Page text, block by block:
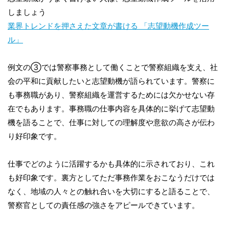
しましょう
業界トレンドを押さえた文章が書ける 「志望動機作成ツー
ル」
例文の③では警察事務として働くことで警察組織を支え、社
会の平和に貢献したいと志望動機が語られています。警察に
も事務職があり、警察組織を運営するためには欠かせない存
在でもあります。事務職の仕事内容を具体的に挙げて志望動
機を語ることで、仕事に対しての理解度や意欲の高さが伝わ
り好印象です。
仕事でどのように活躍するかも具体的に示されており、これ
も好印象です。裏方としてただ事務作業をおこなうだけでは
なく、地域の人々との触れ合いを大切にすると語ることで、
警察官としての責任感の強さをアピールできています。